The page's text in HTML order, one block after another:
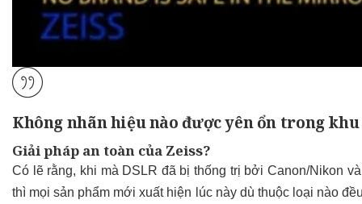
Không nhãn hiệu nào được yên ổn trong
Giải pháp an toàn của Zeiss?
Có lẽ rằng, khi mà DSLR đã bị thống trị bởi Canon/Nikon
thì mọi sản phẩm mới xuất hiện lúc này dù thuộc loại nào